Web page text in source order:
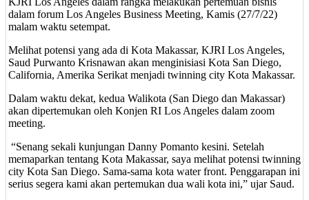
dalam forum Los Angeles Business Meeting, Kamis (27/7/22)
malam waktu setempat.
Melihat potensi yang ada di Kota Makassar, KJRI Los Angeles,
Saud Purwanto Krisnawan akan menginisiasi Kota San Diego,
California, Amerika Serikat menjadi twinning city Kota Makassar.
Dalam waktu dekat, kedua Walikota (San Diego dan Makassar)
akan dipertemukan oleh Konjen RI Los Angeles dalam zoom
meeting.
“Senang sekali kunjungan Danny Pomanto kesini. Setelah
memaparkan tentang Kota Makassar, saya melihat potensi twinning
city Kota San Diego. Sama-sama kota water front. Penggarapan ini
serius segera kami akan pertemukan dua wali kota ini,” ujar Saud.